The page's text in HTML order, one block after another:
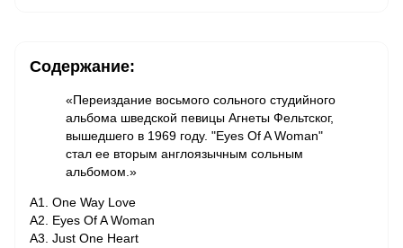
Содержание:
«Переиздание восьмого сольного студийного
альбома шведской певицы Агнеты Фельтског,
вышедшего в 1969 году. "Eyes Of A Woman"
стал ее вторым англоязычным сольным
альбомом.»
A1. One Way Love
A2. Eyes Of A Woman
A3. Just One Heart